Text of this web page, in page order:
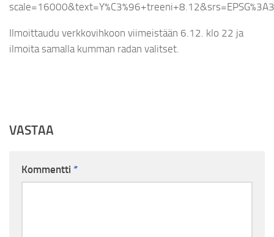
Ilmoittaudu verkkovihkoon viimeistään 6.12. klo 22 ja
ilmoita samalla kumman radan valitset.
VASTAA
Kommentti *